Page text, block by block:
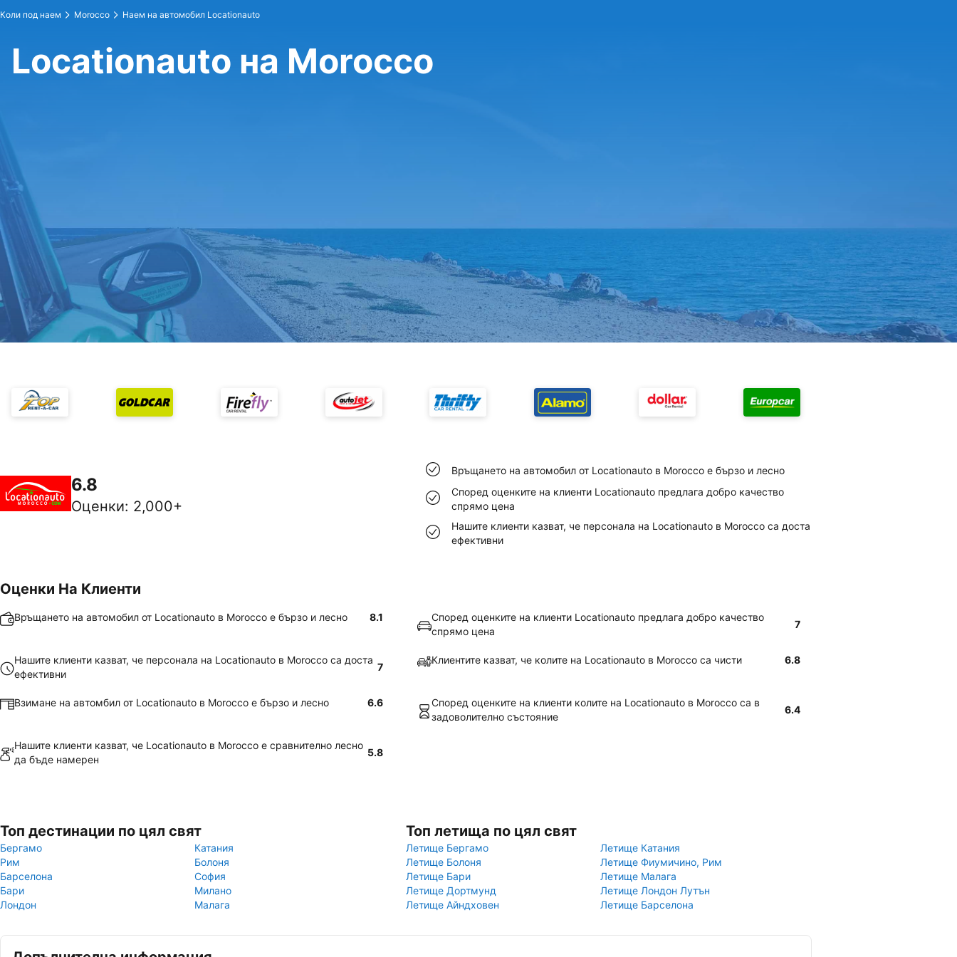
Коли под наем Morocco Наем на автомобил Locationauto
Locationauto на Morocco
6.8
Оценки: 2,000+
Връщането на автомобил от Locationauto в Morocco е бързо и лесно
Според оценките на клиенти Locationauto предлага добро качество
спрямо цена
Нашите клиенти казват, че персонала на Locationauto в Morocco са доста
ефективни
Оценки На Клиенти
Връщането на автомобил от Locationauto в Morocco е бързо и лесно 8.1
Според оценките на клиенти Locationauto предлага добро качество
спрямо цена
7
Нашите клиенти казват, че персонала на Locationauto в Morocco са доста
ефективни
7
Клиентите казват, че колите на Locationauto в Morocco са чисти 6.8
Взимане на автомбил от Locationauto в Morocco е бързо и лесно 6.6
Според оценките на клиенти колите на Locationauto в Morocco са в
задоволително състояние
6.4
Нашите клиенти казват, че Locationauto в Morocco е сравнително лесно
да бъде намерен
5.8
Топ дестинации по цял свят
Бергамо
Катания
Рим
Болоня
Барселона
София
Бари
Милано
Лондон
Малага
Топ летища по цял свят
Летище Бергамо
Летище Катания
Летище Болоня
Летище Фиумичино, Рим
Летище Бари
Летище Малага
Летище Дортмунд
Летище Лондон Лутън
Летище Айндховен
Летище Барселона